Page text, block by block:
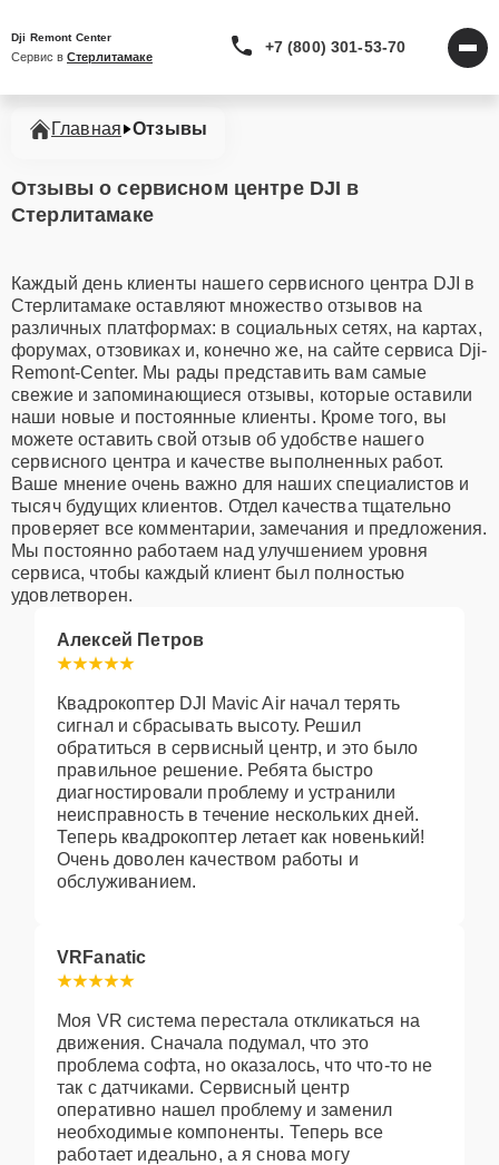
Dji Remont Center
Сервис в Стерлитамаке
+7 (800) 301-53-70
Главная Отзывы
Отзывы о сервисном центре DJI в
Стерлитамаке
Каждый день клиенты нашего сервисного центра DJI в
Стерлитамаке оставляют множество отзывов на
различных платформах: в социальных сетях, на картах,
форумах, отзовиках и, конечно же, на сайте сервиса Dji-
Remont-Center. Мы рады представить вам самые
свежие и запоминающиеся отзывы, которые оставили
наши новые и постоянные клиенты. Кроме того, вы
можете оставить свой отзыв об удобстве нашего
сервисного центра и качестве выполненных работ.
Ваше мнение очень важно для наших специалистов и
тысяч будущих клиентов. Отдел качества тщательно
проверяет все комментарии, замечания и предложения.
Мы постоянно работаем над улучшением уровня
сервиса, чтобы каждый клиент был полностью
удовлетворен.
Алексей Петров
Квадрокоптер DJI Mavic Air начал терять
сигнал и сбрасывать высоту. Решил
обратиться в сервисный центр, и это было
правильное решение. Ребята быстро
диагностировали проблему и устранили
неисправность в течение нескольких дней.
Теперь квадрокоптер летает как новенький!
Очень доволен качеством работы и
обслуживанием.
VRFanatic
Моя VR система перестала откликаться на
движения. Сначала подумал, что это
проблема софта, но оказалось, что что-то не
так с датчиками. Сервисный центр
оперативно нашел проблему и заменил
необходимые компоненты. Теперь все
работает идеально, а я снова могу